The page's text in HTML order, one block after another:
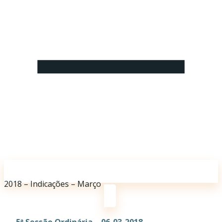
2018 – Indicações – Março